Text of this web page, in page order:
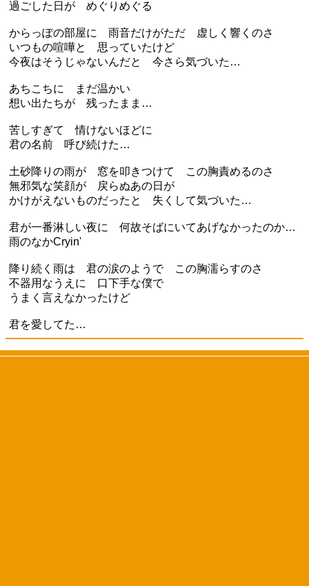
過ごした日が めぐりめぐる
からっぽの部屋に 雨音だけがただ 虚しく響くのさ
いつもの喧嘩と 思っていたけど
今夜はそうじゃないんだと 今さら気づいた…
あちこちに まだ温かい
想い出たちが 残ったまま…
苦しすぎて 情けないほどに
君の名前 呼び続けた…
土砂降りの雨が 窓を叩きつけて この胸責めるのさ
無邪気な笑顔が 戻らぬあの日が
かけがえないものだったと 失くして気づいた…
君が一番淋しい夜に 何故そばにいてあげなかったのか…
雨のなかCryin'
降り続く雨は 君の涙のようで この胸濡らすのさ
不器用なうえに 口下手な僕で
うまく言えなかったけど
君を愛してた…